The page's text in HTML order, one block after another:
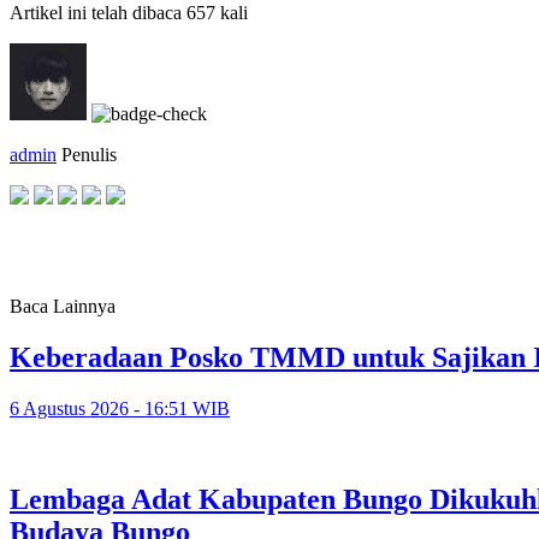
Artikel ini telah dibaca 657 kali
admin Penulis
Baca Lainnya
Keberadaan Posko TMMD untuk Sajikan
6 Agustus 2026 - 16:51 WIB
Lembaga Adat Kabupaten Bungo
Budaya Bungo